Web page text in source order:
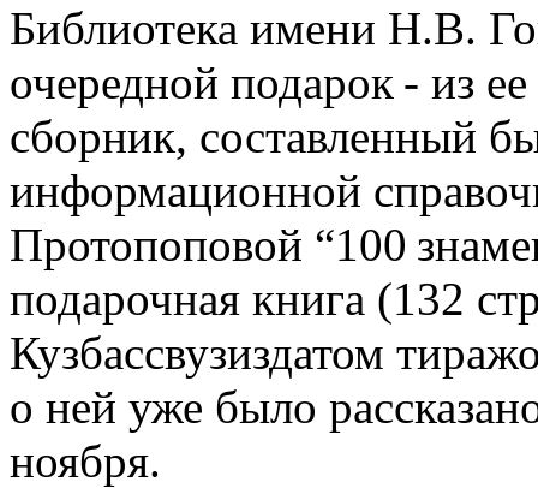
Библиотека имени Н.В.
очередной подарок - из
сборник, составленный
информационной
Протопоповой “100
подарочная книга (132
Кузбассвузиздатом
о ней уже было
ноября.